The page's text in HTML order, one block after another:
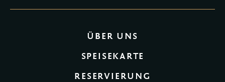
ÜBER UNS
SPEISEKARTE
RESERVIERUNG